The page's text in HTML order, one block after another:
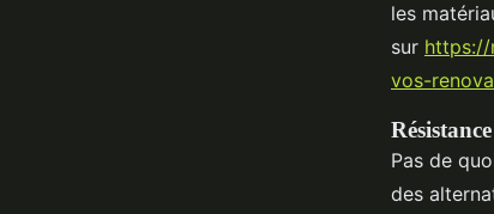
les
sur https://
vos-
Pas de
des